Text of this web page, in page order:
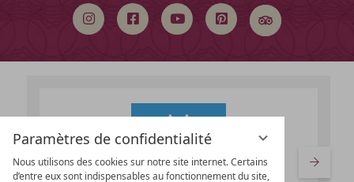
Paramètres de confidentialité
Nous utilisons des cookies sur notre site internet. Certains
d’entre eux sont indispensables au fonctionnement du site,